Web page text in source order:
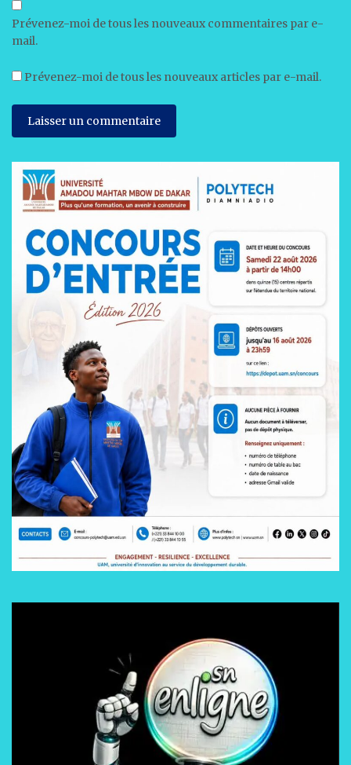
Prévenez-moi de tous les nouveaux commentaires par e-
mail.
Prévenez-moi de tous les nouveaux articles par e-mail.